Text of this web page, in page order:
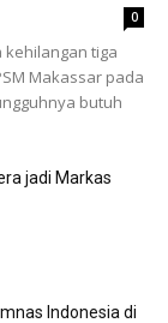
0
kehilangan tiga
Makassar pada
butuh
jadi Markas
Indonesia di